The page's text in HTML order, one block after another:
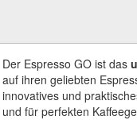
Der Espresso GO ist das
auf ihren geliebten
innovatives und
und für perfekten